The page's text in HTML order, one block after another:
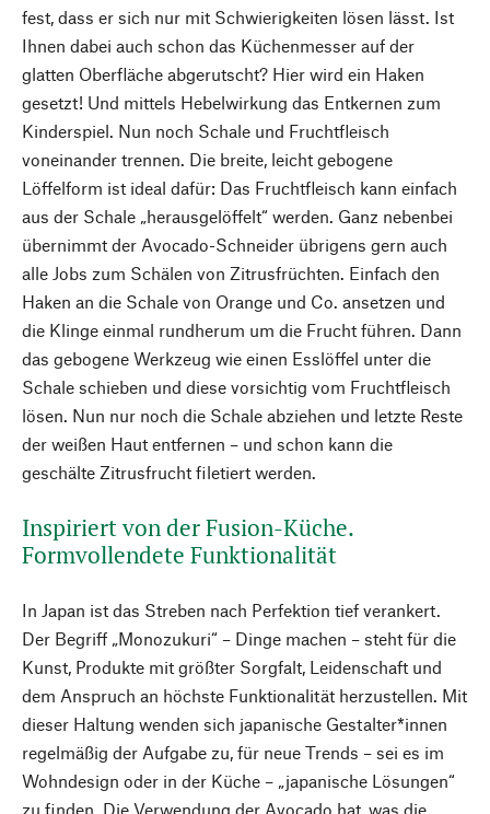
fest, dass er sich nur mit Schwierigkeiten lösen lässt. Ist
Ihnen dabei auch schon das Küchenmesser auf der
glatten Oberfläche abgerutscht? Hier wird ein Haken
gesetzt! Und mittels Hebelwirkung das Entkernen zum
Kinderspiel. Nun noch Schale und Fruchtfleisch
voneinander trennen. Die breite, leicht gebogene
Löffelform ist ideal dafür: Das Fruchtfleisch kann einfach
aus der Schale „herausgelöffelt“ werden. Ganz nebenbei
übernimmt der Avocado-Schneider übrigens gern auch
alle Jobs zum Schälen von Zitrusfrüchten. Einfach den
Haken an die Schale von Orange und Co. ansetzen und
die Klinge einmal rundherum um die Frucht führen. Dann
das gebogene Werkzeug wie einen Esslöffel unter die
Schale schieben und diese vorsichtig vom Fruchtfleisch
lösen. Nun nur noch die Schale abziehen und letzte Reste
der weißen Haut entfernen – und schon kann die
geschälte Zitrusfrucht filetiert werden.
Inspiriert von der Fusion-Küche.
Formvollendete Funktionalität
In Japan ist das Streben nach Perfektion tief verankert.
Der Begriff „Monozukuri“ – Dinge machen – steht für die
Kunst, Produkte mit größter Sorgfalt, Leidenschaft und
dem Anspruch an höchste Funktionalität herzustellen. Mit
dieser Haltung wenden sich japanische Gestalter*innen
regelmäßig der Aufgabe zu, für neue Trends – sei es im
Wohndesign oder in der Küche – „japanische Lösungen“
zu finden. Die Verwendung der Avocado hat, was die